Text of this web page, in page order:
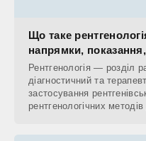
Що таке
напрямки,
Рентгенологія — розділ
діагностичний та
застосування
рентгенологічних